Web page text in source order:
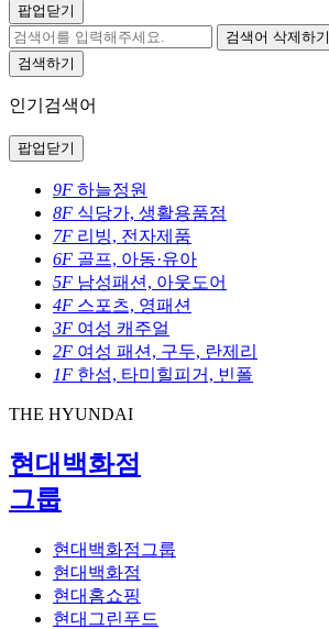
팝업닫기
검색어 삭제하기
검색하기
인기검색어
팝업닫기
9F 하늘정원
8F 식당가, 생활용품점
7F 리빙, 전자제품
6F 골프, 아동·유아
5F 남성패션, 아웃도어
4F 스포츠, 영패션
3F 여성 캐주얼
2F 여성 패션, 구두, 란제리
1F 한섬, 타미힐피거, 빈폴
THE HYUNDAI
현대백화점
그룹
현대백화점그룹
현대백화점
현대홈쇼핑
현대그린푸드